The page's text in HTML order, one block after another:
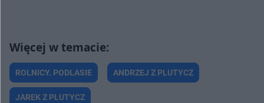
ROLNICY. PODLASIE ANDRZEJ Z PLUTYCZ
JAREK Z PLUTYCZ